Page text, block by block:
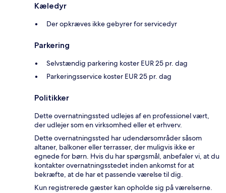
Kæledyr
Der opkræves ikke gebyrer for servicedyr
Parkering
Selvstændig parkering koster EUR 25 pr. dag
Parkeringsservice koster EUR 25 pr. dag
Politikker
Dette overnatningssted udlejes af en professionel vært,
der udlejer som en virksomhed eller et erhverv.
Dette overnatningssted har udendørsområder såsom
altaner, balkoner eller terrasser, der muligvis ikke er
egnede for børn. Hvis du har spørgsmål, anbefaler vi, at du
kontakter overnatningsstedet inden ankomst for at
bekræfte, at de har et passende værelse til dig.
Kun registrerede gæster kan opholde sig på værelserne.